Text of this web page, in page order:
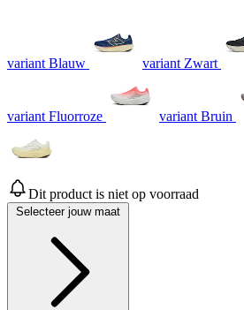
variant Blauw variant Zwart
variant Fluorroze variant Bruin
Dit product is niet op voorraad
Selecteer jouw maat